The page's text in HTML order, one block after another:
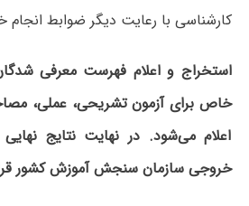
کارشناسی با رعایت دیگر ضوابط
استخراج و اعلام فهرست معرفی
خاص برای آزمون تشریحی، عملی،
اعلام می‌شود. در نهایت نتایج
خروجی سازمان سنجش آموزش کشور